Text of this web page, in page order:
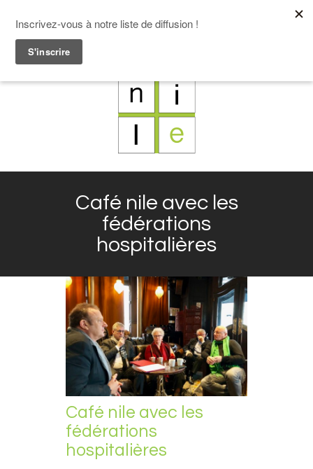
F L X I
Café nile avec les
fédérations
hospitalières
Café nile avec les
fédérations
hospitalières